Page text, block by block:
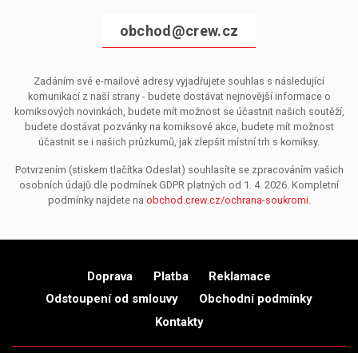
obchod@crew.cz
Zadáním své e-mailové adresy vyjadřujete souhlas s následující
komunikací z naší strany - budete dostávat nejnovější informace o
komiksových novinkách, budete mít možnost se účastnit našich soutěží,
budete dostávat pozvánky na komiksové akce, budete mít možnost
účastnit se i našich průzkumů, jak zlepšit místní trh s komiksy.
Potvrzením (stiskem tlačítka Odeslat) souhlasíte se zpracováním vašich
osobních údajů dle podmínek GDPR platných od 1. 4. 2026. Kompletní
podmínky najdete na obchod.crew.cz/ochrana-soukromi.
Doprava Platba
Reklamace
Odstoupení od smlouvy
Obchodní podmínky
Kontakty